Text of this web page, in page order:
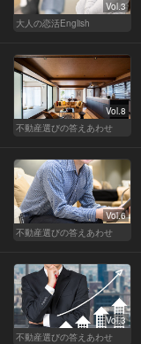
Vol.3
大人の恋活English
Vol.8
不動産選びの答えあわせ
Vol.6
不動産選びの答えあわせ
Vol.3
不動産選びの答えあわせ